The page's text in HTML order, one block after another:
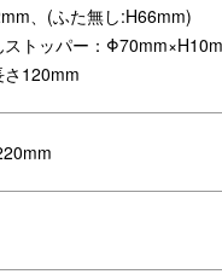
両手でしっかり持ってお食
、(ふた無し:H66mm)
ストッパー：
さ120mm